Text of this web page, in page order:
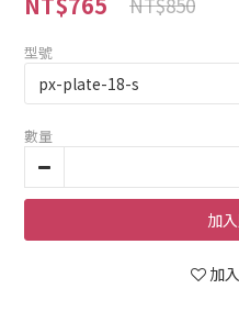
型號
數量
加
加